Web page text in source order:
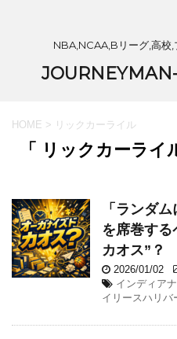
NBA,NCAA,Bリーグ,高校
HOME > リックカーライル
「 リックカーライ
「ランダ
を席巻する
カオス”？
2026/01/02
インディア
イリースハリバ